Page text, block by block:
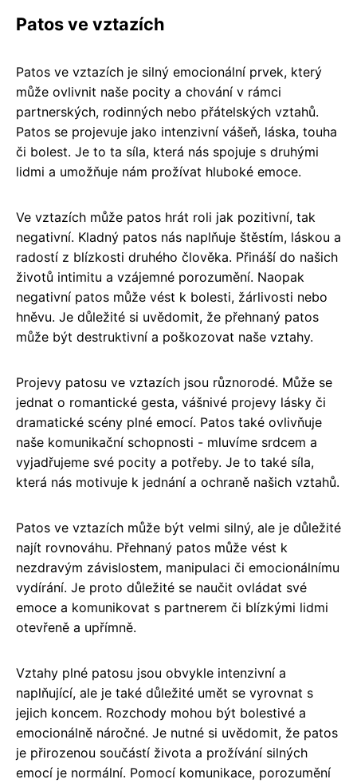
Patos ve vztazích
Patos ve vztazích je silný emocionální prvek, který
může ovlivnit naše pocity a chování v rámci
partnerských, rodinných nebo přátelských vztahů.
Patos se projevuje jako intenzivní vášeň, láska, touha
či bolest. Je to ta síla, která nás spojuje s druhými
lidmi a umožňuje nám prožívat hluboké emoce.
Ve vztazích může patos hrát roli jak pozitivní, tak
negativní. Kladný patos nás naplňuje štěstím, láskou a
radostí z blízkosti druhého člověka. Přináší do našich
životů intimitu a vzájemné porozumění. Naopak
negativní patos může vést k bolesti, žárlivosti nebo
hněvu. Je důležité si uvědomit, že přehnaný patos
může být destruktivní a poškozovat naše vztahy.
Projevy patosu ve vztazích jsou různorodé. Může se
jednat o romantické gesta, vášnivé projevy lásky či
dramatické scény plné emocí. Patos také ovlivňuje
naše komunikační schopnosti - mluvíme srdcem a
vyjadřujeme své pocity a potřeby. Je to také síla,
která nás motivuje k jednání a ochraně našich vztahů.
Patos ve vztazích může být velmi silný, ale je důležité
najít rovnováhu. Přehnaný patos může vést k
nezdravým závislostem, manipulaci či emocionálnímu
vydírání. Je proto důležité se naučit ovládat své
emoce a komunikovat s partnerem či blízkými lidmi
otevřeně a upřímně.
Vztahy plné patosu jsou obvykle intenzivní a
naplňující, ale je také důležité umět se vyrovnat s
jejich koncem. Rozchody mohou být bolestivé a
emocionálně náročné. Je nutné si uvědomit, že patos
je přirozenou součástí života a prožívání silných
emocí je normální. Pomocí komunikace, porozumění